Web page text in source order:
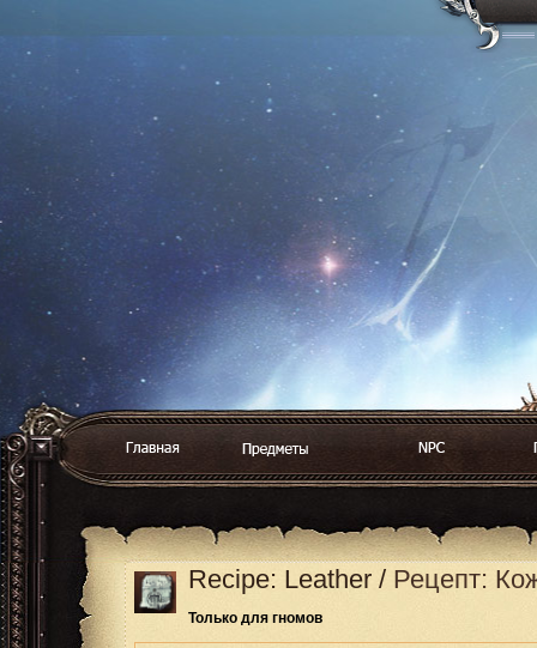
Recipe: Leather / Рецепт:
Только для гномов